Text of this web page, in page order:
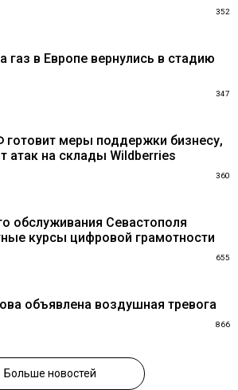
352
в Европе вернулись в стадию
347
готовит меры поддержки бизнесу,
атак на склады Wildberries
360
обслуживания Севастополя
курсы цифровой грамотности
655
объявлена воздушная тревога
866
Больше новостей